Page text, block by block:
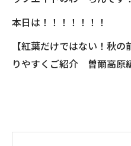
本日は！！！！！！！
【紅葉だけではない！秋
りやすくご紹介 曽爾高原